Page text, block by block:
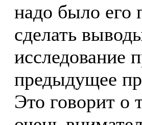
надо было его
сделать
исследование
предыдущее
Это говорит о